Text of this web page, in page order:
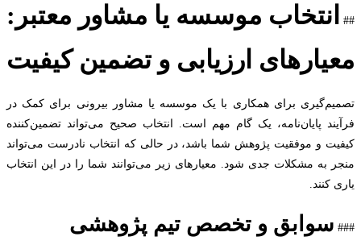
موسسه یا مشاور معتبر:
ارزیابی و تضمین کیفیت
برای همکاری با یک موسسه یا مشاور بیرونی برای کمک در
پایان‌نامه، یک گام مهم است. انتخاب صحیح می‌تواند تضمین‌کننده
و موفقیت پژوهش شما باشد، در حالی که انتخاب نادرست می‌تواند
به مشکلات جدی شود. معیارهای زیر می‌توانند شما را در این انتخاب
کنند.
سوابق و تخصص تیم پژوهشی